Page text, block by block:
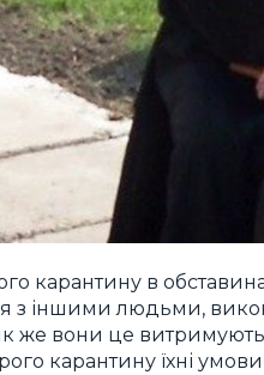
карантину в
з іншими людьми,
як же вони це
карантину їхні